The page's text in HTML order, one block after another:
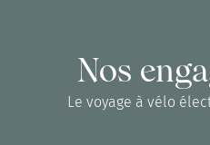
Nos
Le voyage à vélo